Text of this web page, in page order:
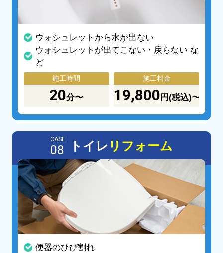
ウォシュレットから水が出ない
ウォシュレットが出てこない・戻らない な
ど
施工時間
20分〜
施工料金
19,800 円(税込)〜
CASE
08 トイレ リフォーム
便器のひび割れ